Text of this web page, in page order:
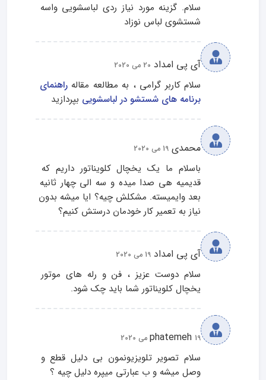
سلام. گزینه مورد نیاز ردی لباسشویی واسه
شستشوی لباس نوزاد
آی پی امداد 20 می 2020
سلام کاربر گرامی ، به مطالعه مقاله راهنمای
برنامه های شستشو در لباسشویی بپردازید
محمدی 19 می 2020
باسلام ما یک یخچال کلویناتور داریم که
قدیمیه هی صدا میده و سه الی چهار ثانیه
بعد وایمیسته. مشکلش چیه؟ ایا میشه بدون
نیاز به تعمیر کار خودمان درستش کنیم؟
آی پی امداد 19 می 2020
سلام دوست عزیز ، فن و رله های موتور
یخچال کلویناتور شما باید چک شود.
phatemeh 19 می 2020
سلام تصویر تلویزیونمون بی دلیل قطع و
وصل میشه و ب عبارتی میپره دلیل چیه ؟